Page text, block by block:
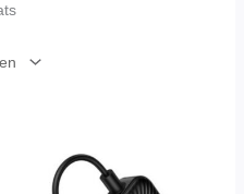
tablettes, ordinateurs et
pour relier différents ports